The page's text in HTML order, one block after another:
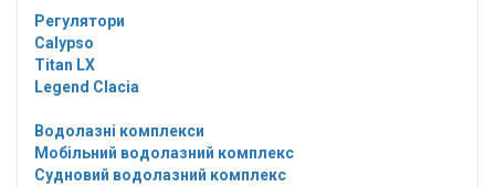
Регулятори
Calypso
Titan LX
Legend Clacia
Водолазні комплекси
Мобільний водолазний комплекс
Судновий водолазний комплекс